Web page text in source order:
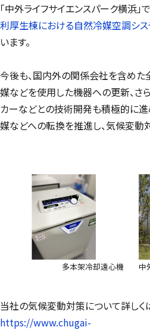
「中外ライフサイエンスパーク横浜」
利厚生棟における自然冷媒空調シ
います。
今後も、国内外の関係会社を含めた
媒などを使用した機器への更新、さ
カーなどとの技術開発も積極的に
媒などへの転換を推進し、気候変動
多本架冷却遠心機 中
当社の気候変動対策について詳しく
https://www.chugai-